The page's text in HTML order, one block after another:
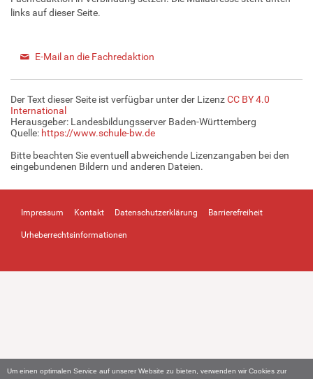
Um einen optimalen Service auf unserer Website zu bieten, verwenden wir Cookies zur
links auf dieser Seite.
E-Mail an die Fachredaktion
Der Text dieser Seite ist verfügbar unter der LizenzCC BY 4.0
International
Herausgeber: Landesbildungsserver Baden-Württemberg
Quelle: https://www.schule-bw.de
Bitte beachten Sie eventuell abweichende Lizenzangaben bei den
eingebundenen Bildern und anderen Dateien.
Impressum Kontakt Datenschutzerklärung Barrierefreiheit
Urheberrechtsinformationen